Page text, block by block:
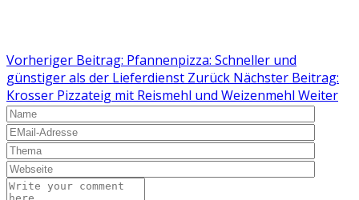
Vorheriger Beitrag: Pfannenpizza: Schneller und
günstiger als der Lieferdienst Zurück Nächster Beitrag:
Krosser Pizzateig mit Reismehl und Weizenmehl Weiter